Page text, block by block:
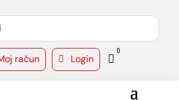
račun  Login 
0